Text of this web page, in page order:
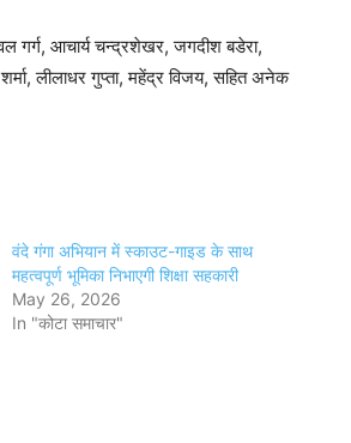
गर्ग, आचार्य चन्द्रशेखर, जगदीश बडेरा,
शर्मा, लीलाधर गुप्ता, महेंद्र विजय, सहित अनेक
वंदे गंगा अभियान में स्काउट-गाइड के साथ
महत्वपूर्ण भूमिका निभाएगी शिक्षा सहकारी
May 26, 2026
In "कोटा समाचार"